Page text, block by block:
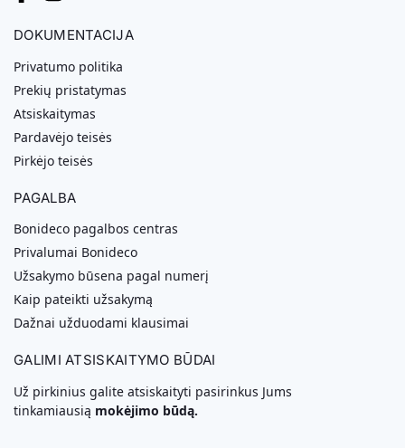
DOKUMENTACIJA
Privatumo politika
Prekių pristatymas
Atsiskaitymas
Pardavėjo teisės
Pirkėjo teisės
PAGALBA
Bonideco pagalbos centras
Privalumai Bonideco
Užsakymo būsena pagal numerį
Kaip pateikti užsakymą
Dažnai užduodami klausimai
GALIMI ATSISKAITYMO BŪDAI
Už pirkinius galite atsiskaityti pasirinkus Jums
tinkamiausią mokėjimo būdą.